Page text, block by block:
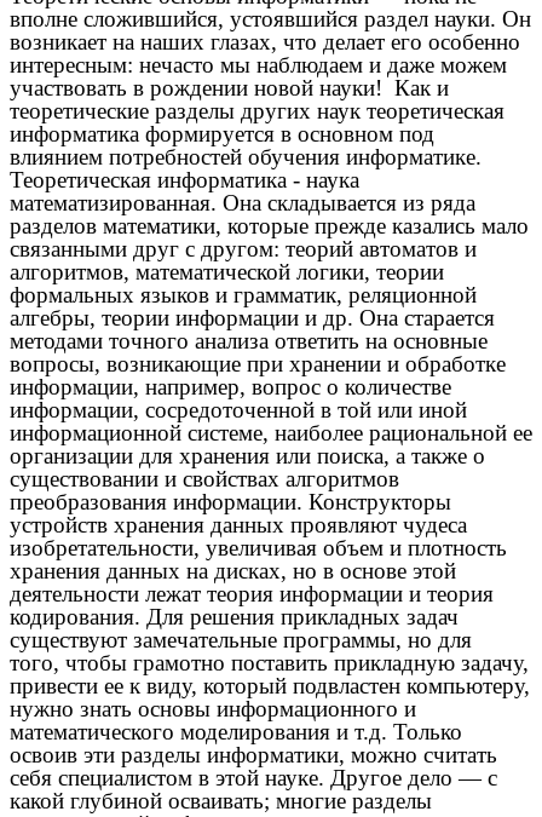
вполне сложившийся, устоявшийся раздел науки. Он
возникает на наших глазах, что делает его особенно
интересным: нечасто мы наблюдаем и даже можем
участвовать в рождении новой науки! Как и
теоретические разделы других наук теоретическая
информатика формируется в основном под
влиянием потребностей обучения информатике.
Теоретическая информатика - наука
математизированная. Она складывается из ряда
разделов математики, которые прежде казались мало
связанными друг с другом: теорий автоматов и
алгоритмов, математической логики, теории
формальных языков и грамматик, реляционной
алгебры, теории информации и др. Она старается
методами точного анализа ответить на основные
вопросы, возникающие при хранении и обработке
информации, например, вопрос о количестве
информации, сосредоточенной в той или иной
информационной системе, наиболее рациональной ее
организации для хранения или поиска, а также о
существовании и свойствах алгоритмов
преобразования информации. Конструкторы
устройств хранения данных проявляют чудеса
изобретательности, увеличивая объем и плотность
хранения данных на дисках, но в основе этой
деятельности лежат теория информации и теория
кодирования. Для решения прикладных задач
существуют замечательные программы, но для
того, чтобы грамотно поставить прикладную задачу,
привести ее к виду, который подвластен компьютеру,
нужно знать основы информационного и
математического моделирования и т.д. Только
освоив эти разделы информатики, можно считать
себя специалистом в этой науке. Другое дело — с
какой глубиной осваивать; многие разделы